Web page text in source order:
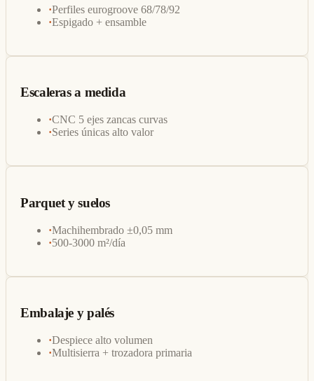
·Perfiles eurogroove 68/78/92
·Espigado + ensamble
Escaleras a medida
·CNC 5 ejes zancas curvas
·Series únicas alto valor
Parquet y suelos
·Machihembrado ±0,05 mm
·500-3000 m²/día
Embalaje y palés
·Despiece alto volumen
·Multisierra + trozadora primaria